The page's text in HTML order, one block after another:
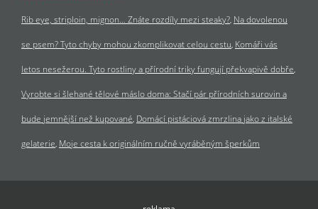
Rib eye, striploin, mignon… Znáte rozdíly mezi steaky? Na dovolenou
se psem? Tyto chyby mohou zkomplikovat celou cestu Komáři vás
letos nesežerou. Tyto rostliny a přírodní triky fungují překvapivě dobře
Vyrobte si šlehané tělové máslo doma: Stačí pár přírodních surovin a
bude jemnější než kupované Domácí pistáciová zmrzlina jako z italské
gelaterie Moje cesta k originálním ručně vyráběným šperkům